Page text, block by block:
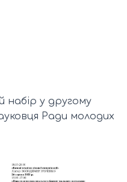
у другому
Ради молодих